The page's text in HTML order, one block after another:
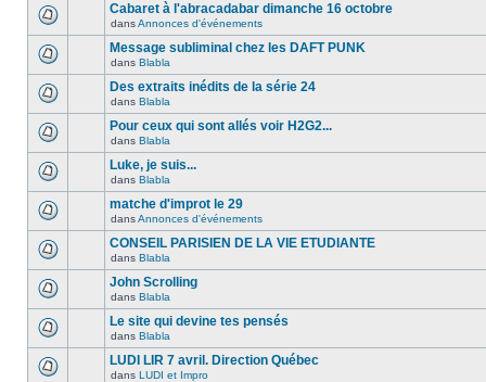
Cabaret à l'abracadabar dimanche 16 octobre
dansAnnonces d'événements
Message subliminal chez les DAFT PUNK
dans Blabla
Des extraits inédits de la série 24
dans Blabla
Pour ceux qui sont allés voir H2G2...
dans Blabla
Luke, je suis...
dans Blabla
matche d'improt le 29
dansAnnonces d'événements
CONSEIL PARISIEN DE LA VIE ETUDIANTE
dans Blabla
John Scrolling
dans Blabla
Le site qui devine tes pensés
dans Blabla
LUDI LIR 7 avril. Direction Québec
dans LUDI et Impro